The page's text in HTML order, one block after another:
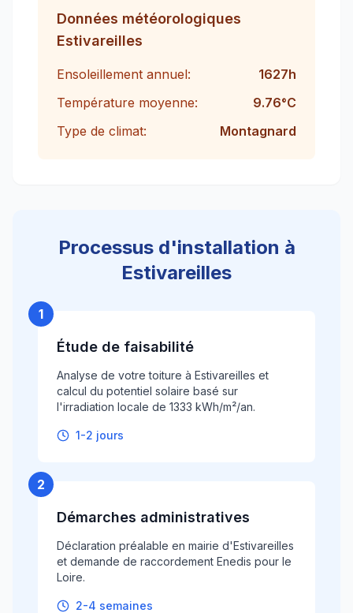
Données météorologiques
Estivareilles
Ensoleillement annuel: 1627h
Température moyenne:
9.76°C
Type de climat:
Montagnard
Processus d'installation à
Estivareilles
1
Étude de faisabilité
Analyse de votre toiture à Estivareilles et
calcul du potentiel solaire basé sur
l'irradiation locale de 1333 kWh/m²/an.
1-2 jours
2
Démarches administratives
Déclaration préalable en mairie d'Estivareilles
et demande de raccordement Enedis pour le
Loire.
2-4 semaines